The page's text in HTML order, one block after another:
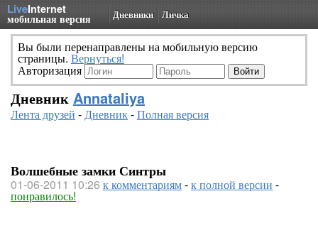
LiveInternet
мобильная версия Дневники Личка
Вы были перенаправлены на мобильную версию
страницы. Вернуться!
Авторизация
Дневник Annataliya
Лента друзей -Дневник-Полная версия
Волшебные замки Синтры
01-06-2011 10:26 к комментариям-к полной версии -
понравилось!